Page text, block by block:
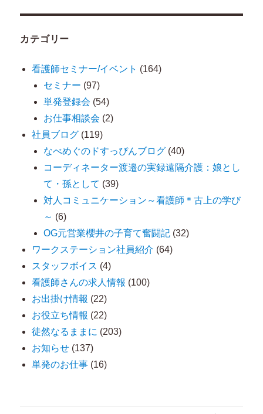
の
稿
カテゴリー
看護師セミナー/イベント (164)
セミナー (97)
単発登録会 (54)
お仕事相談会 (2)
社員ブログ (119)
なべめぐのドすっぴんブログ (40)
コーディネーター渡邉の実録遠隔介護：娘とし
て・孫として (39)
対人コミュニケーション～看護師＊古上の学び
～ (6)
OG元営業櫻井の子育て奮闘記 (32)
ワークステーション社員紹介 (64)
スタッフボイス (4)
看護師さんの求人情報 (100)
お出掛け情報 (22)
お役立ち情報 (22)
徒然なるままに (203)
お知らせ (137)
単発のお仕事 (16)